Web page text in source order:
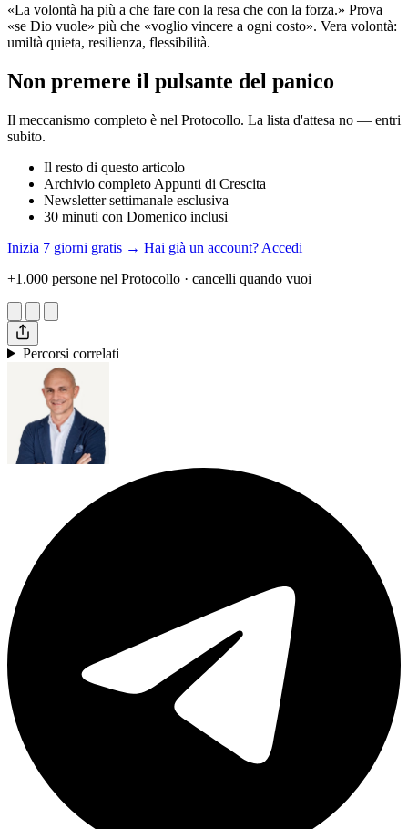
«La volontà ha più a che fare con la resa che con la forza.» Prova
«se Dio vuole» più che «voglio vincere a ogni costo». Vera volontà:
umiltà quieta, resilienza, flessibilità.
Non premere il pulsante del panico
Il meccanismo completo è nel Protocollo. La lista d'attesa no — entri
subito.
Il resto di questo articolo
Archivio completo Appunti di Crescita
Newsletter settimanale esclusiva
30 minuti con Domenico inclusi
Inizia 7 giorni gratis → Hai già un account? Accedi
+1.000 persone nel Protocollo · cancelli quando vuoi
Percorsi correlati